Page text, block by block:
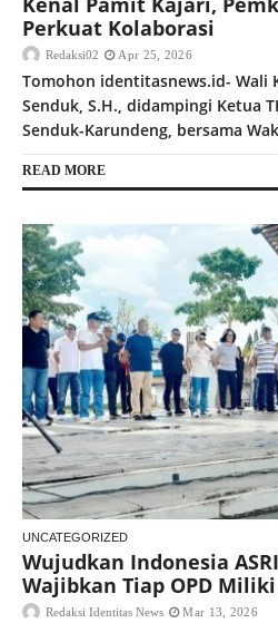
Perkuat Kolaborasi
Redaksi02 Apr 25, 2026
Tomohon identitasnews.id- Wali
Senduk, S.H., didampingi Ketua
Senduk-Karundeng, bersama
READ MORE
UNCATEGORIZED
Wujudkan Indonesia
Wajibkan Tiap OPD
Redaksi Identitas News Mar 13, 2026